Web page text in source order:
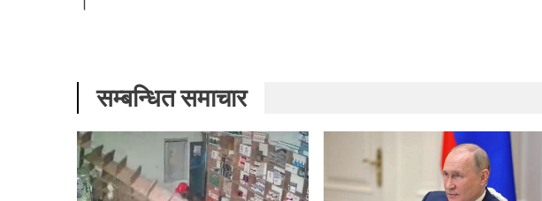
सम्बन्धित समाचार